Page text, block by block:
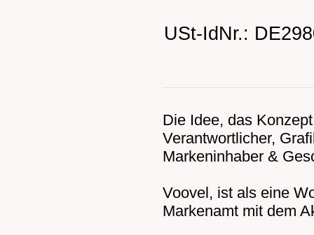
USt-IdNr.:
Die Idee, das
Verantwortlicher,
Markeninhaber &
Voovel, ist als eine
Markenamt mit dem